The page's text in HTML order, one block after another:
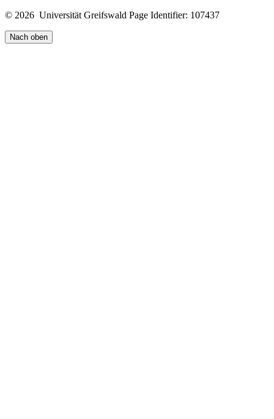
© 2026 Universität Greifswald Page Identifier: 107437
Nach oben